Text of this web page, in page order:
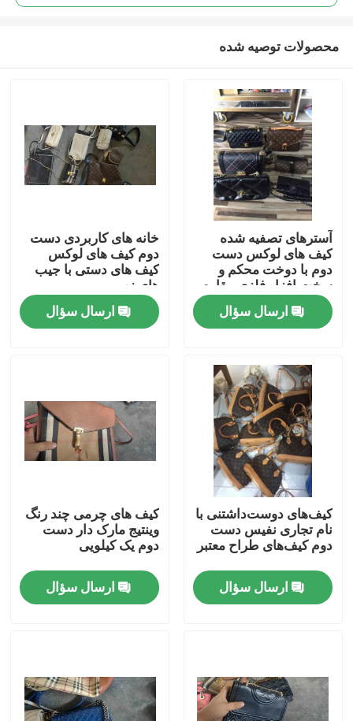
صفحه اصلی
محصولات
فیلم های
درباره ما
تور کارخانه
کنترل کیفیت
با ما تماس بگیرید
درخواست نقل قول
لباس بچه گانه اولیه
محصولات توصیه شده
آسترهای تصفیه شده
کیف های لوکس دست
دوم با دوخت محکم و
سخت افزار فلزی مقاوم
ارسال سؤال
خانه های کاربردی دست
دوم کیف های لوکس
کیف های دستی با جیب
های زپ
ارسال سؤال
کیف‌های دوست‌داشتنی با
نام تجاری نفیس دست
دوم کیف‌های طراح معتبر
ارسال سؤال
کیف های چرمی چند رنگ
وینتیج مارک دار دست
دوم یک کیلویی
ارسال سؤال